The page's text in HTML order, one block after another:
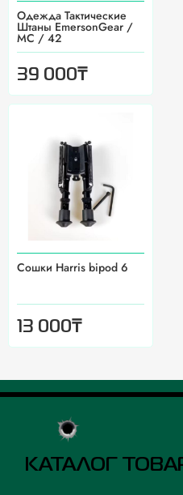
Одежда Тактические
Штаны EmersonGear /
MC / 42
39 000₸
Сошки Harris bipod 6
13 000₸
КАТАЛОГ